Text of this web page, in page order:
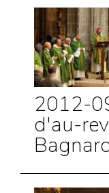
2012-
d'au-